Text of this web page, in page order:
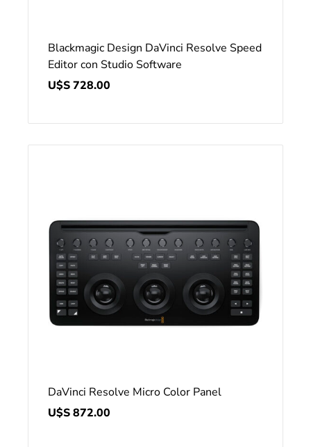
Blackmagic Design DaVinci Resolve Speed
Editor con Studio Software
U$S728.00
DaVinci Resolve Micro Color Panel
U$S872.00